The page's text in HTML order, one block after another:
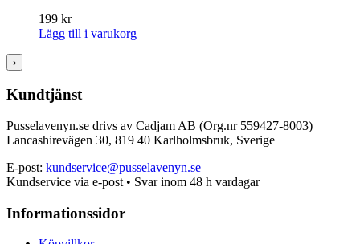
199 kr
Lägg till i varukorg
›
Kundtjänst
Pusselavenyn.se drivs av Cadjam AB (Org.nr 559427-8003)
Lancashirevägen 30, 819 40 Karlholmsbruk, Sverige
E-post: kundservice@pusselavenyn.se
Kundservice via e-post • Svar inom 48 h vardagar
Informationssidor